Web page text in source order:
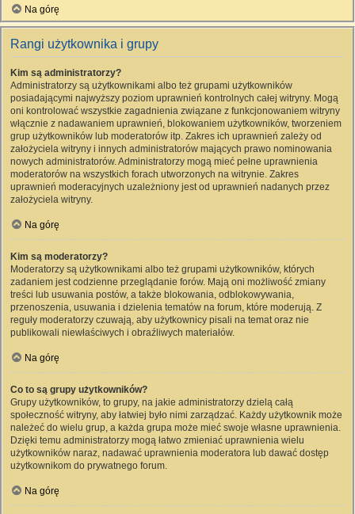
Na górę
Rangi użytkownika i grupy
Kim są administratorzy?
Administratorzy są użytkownikami albo też grupami użytkowników
posiadającymi najwyższy poziom uprawnień kontrolnych całej witryny. Mogą
oni kontrolować wszystkie zagadnienia związane z funkcjonowaniem witryny
włącznie z nadawaniem uprawnień, blokowaniem użytkowników, tworzeniem
grup użytkowników lub moderatorów itp. Zakres ich uprawnień zależy od
założyciela witryny i innych administratorów mających prawo nominowania
nowych administratorów. Administratorzy mogą mieć pełne uprawnienia
moderatorów na wszystkich forach utworzonych na witrynie. Zakres
uprawnień moderacyjnych uzależniony jest od uprawnień nadanych przez
założyciela witryny.
Na górę
Kim są moderatorzy?
Moderatorzy są użytkownikami albo też grupami użytkowników, których
zadaniem jest codzienne przeglądanie forów. Mają oni możliwość zmiany
treści lub usuwania postów, a także blokowania, odblokowywania,
przenoszenia, usuwania i dzielenia tematów na forum, które moderują. Z
reguły moderatorzy czuwają, aby użytkownicy pisali na temat oraz nie
publikowali niewłaściwych i obraźliwych materiałów.
Na górę
Co to są grupy użytkowników?
Grupy użytkowników, to grupy, na jakie administratorzy dzielą całą
społeczność witryny, aby łatwiej było nimi zarządzać. Każdy użytkownik może
należeć do wielu grup, a każda grupa może mieć swoje własne uprawnienia.
Dzięki temu administratorzy mogą łatwo zmieniać uprawnienia wielu
użytkowników naraz, nadawać uprawnienia moderatora lub dawać dostęp
użytkownikom do prywatnego forum.
Na górę